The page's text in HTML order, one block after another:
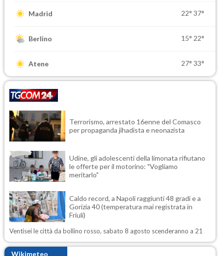
Madrid 22° 37°
Berlino 15° 22°
Atene 27° 33°
Terrorismo, arrestato 16enne del Comasco
per propaganda jihadista e neonazista
Udine, gli adolescenti della limonata rifiutano
le offerte per il motorino: "Vogliamo
meritarlo"
Caldo record, a Napoli raggiunti 48 gradi e a
Gorizia 40 (temperatura mai registrata in
Friuli)
Ventisei le città da bollino rosso, sabato 8 agosto scenderanno a 21
Wikimeteo